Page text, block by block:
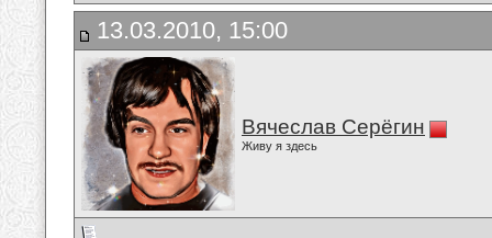
13.03.2010, 15:00
Вячеслав Серёгин
Живу я здесь